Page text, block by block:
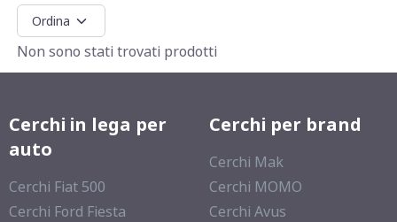
Non sono stati trovati prodotti
Cerchi in lega per
auto
Cerchi Fiat 500
Cerchi Ford Fiesta
Cerchi per brand
Cerchi Mak
Cerchi MOMO
Cerchi Avus